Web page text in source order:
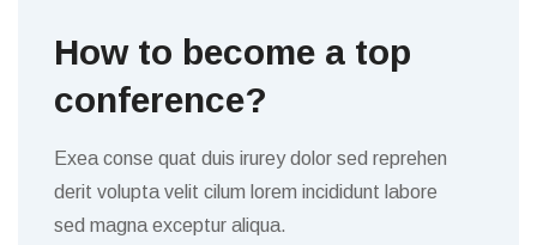
How to become a top
conference?
Exea conse quat duis irurey dolor sed reprehen
derit volupta velit cilum lorem incididunt labore
sed magna exceptur aliqua.